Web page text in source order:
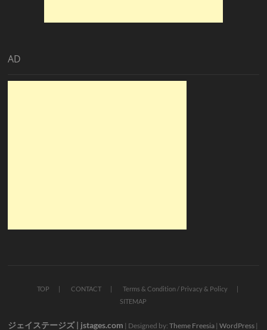
AD
TOP CONTACT
Terms & Condition / Privacy & Policy
SITEMAP
ジェイステージズ | jstages.com | Designed by:Theme Freesia |WordPress |